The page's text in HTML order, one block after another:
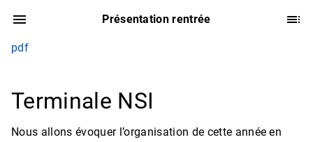
Présentation rentrée
pdf
Terminale NSI
Nous allons évoquer l’organisation de cette année en